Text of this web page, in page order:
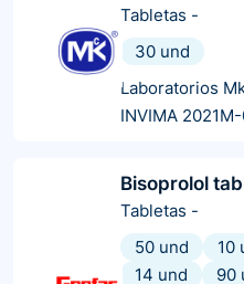
Tabletas -
30 und
Laboratorios
INVIMA
Bisoprolol
Tabletas -
50 und
10
14 und
90